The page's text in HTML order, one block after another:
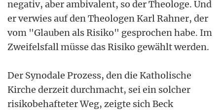
negativ, aber ambivalent, so der Theologe. Und
er verwies auf den Theologen Karl Rahner, der
vom "Glauben als Risiko" gesprochen habe. Im
Zweifelsfall müsse das Risiko gewählt werden.
Der Synodale Prozess, den die Katholische
Kirche derzeit durchmacht, sei ein solcher
risikobehafteter Weg, zeigte sich Beck